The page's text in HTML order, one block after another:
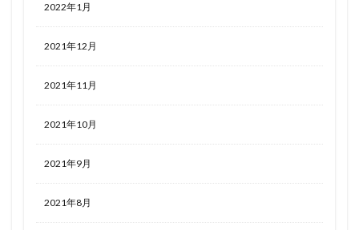
2022年1月
2021年12月
2021年11月
2021年10月
2021年9月
2021年8月